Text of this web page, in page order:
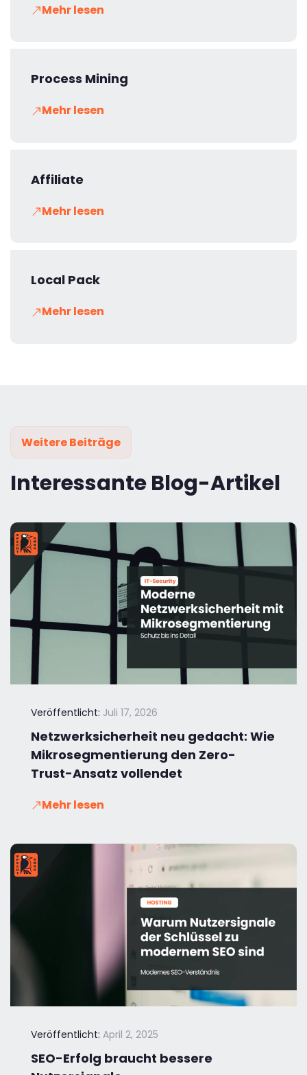
Mehr lesen
Process Mining
Mehr lesen
Affiliate
Mehr lesen
Local Pack
Mehr lesen
Weitere Beiträge
Interessante Blog-Artikel
Veröffentlicht: Juli 17, 2026
Netzwerksicherheit neu gedacht: Wie
Mikrosegmentierung den Zero-
Trust-Ansatz vollendet
Mehr lesen
Veröffentlicht: April 2, 2025
SEO-Erfolg braucht bessere